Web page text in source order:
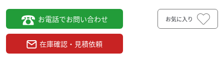
ヤマハ
お電話でお問い合わせ
在庫確認・見積依頼
お気に入り